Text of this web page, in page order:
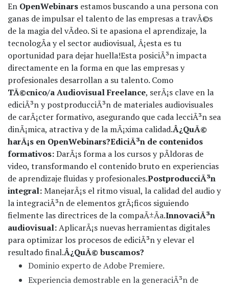
En OpenWebinars estamos buscando a una persona con
ganas de impulsar el talento de las empresas a travÃ©s
de la magia del vÃ­deo. Si te apasiona el aprendizaje, la
tecnologÃ­a y el sector audiovisual, Â¡esta es tu
oportunidad para dejar huella!Esta posiciÃ³n impacta
directamente en la forma en que las empresas y
profesionales desarrollan a su talento. Como
TÃ©cnico/a Audiovisual Freelance, serÃ¡s clave en la
ediciÃ³n y postproducciÃ³n de materiales audiovisuales
de carÃ¡cter formativo, asegurando que cada lecciÃ³n sea
dinÃ¡mica, atractiva y de la mÃ¡xima calidad.Â¿QuÃ©
harÃ¡s en OpenWebinars?EdiciÃ³n de contenidos
formativos:DarÃ¡s forma a los cursos y pÃ­ldoras de
video, transformando el contenido bruto en experiencias
de aprendizaje fluidas y profesionales.PostproducciÃ³n
integral:ManejarÃ¡s el ritmo visual, la calidad del audio y
la integraciÃ³n de elementos grÃ¡ficos siguiendo
fielmente las directrices de la compaÃ±Ã­a.InnovaciÃ³n
audiovisual:AplicarÃ¡s nuevas herramientas digitales
para optimizar los procesos de ediciÃ³n y elevar el
resultado final.Â¿QuÃ© buscamos?
Dominio experto de Adobe Premiere.
Experiencia demostrable en la generaciÃ³n de